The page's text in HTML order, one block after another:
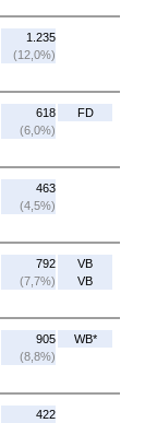
1.235
(12,0%)
618
(6,0%)
FD
463
(4,5%)
792
(7,7%)
VB
VB
905
(8,8%)
WB*
422